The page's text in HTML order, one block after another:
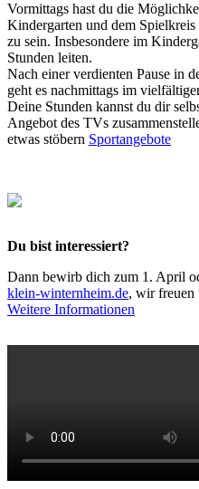
Vormittags hast du die
Kindergarten und dem
zu sein. Insbesondere im
Stunden leiten.
Nach einer verdienten Pause in
geht es nachmittags im
Deine Stunden kannst du dir
Angebot des TVs
etwas stöbern Sportangebote
Du bist interessiert?
Dann bewirb dich zum 1. April
klein-winternheim.de, wir freuen
Weitere Informationen